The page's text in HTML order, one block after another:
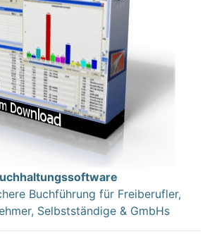
Buchführung für Freiberufler,
Selbstständige & GmbHs